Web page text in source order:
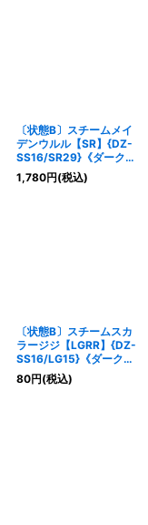
〔状態B〕スチームメイ
デンウルル【SR】{DZ-
SS16/SR29}《ダークス
テイツ》
1,780円(税込)
〔状態B〕スチームスカ
ラージジ【LGRR】{DZ-
SS16/LG15}《ダークス
テイツ》
80円(税込)